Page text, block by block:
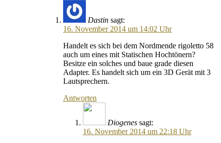
Dastin sagt:
16. November 2014 um 14:02 Uhr
Handelt es sich bei dem Nordmende rigoletto 58
auch um eines mit Statischen Hochtönern?
Besitze ein solches und baue grade diesen
Adapter. Es handelt sich um ein 3D Gerät mit 3
Lautsprechern.
Antworten
Diogenes sagt:
16. November 2014 um 22:18 Uhr